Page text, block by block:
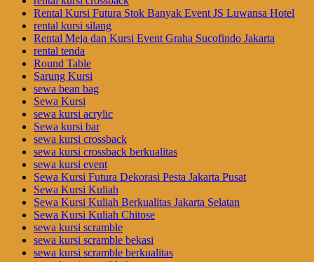
Rental Kursi Futura Stok Banyak Event JS Luwansa Hotel
rental kursi silang
Rental Meja dan Kursi Event Graha Sucofindo Jakarta
rental tenda
Round Table
Sarung Kursi
sewa bean bag
Sewa Kursi
sewa kursi acrylic
Sewa kursi bar
sewa kursi crossback
sewa kursi crossback berkualitas
sewa kursi event
Sewa Kursi Futura Dekorasi Pesta Jakarta Pusat
Sewa Kursi Kuliah
Sewa Kursi Kuliah Berkualitas Jakarta Selatan
Sewa Kursi Kuliah Chitose
sewa kursi scramble
sewa kursi scramble bekasi
sewa kursi scramble berkualitas